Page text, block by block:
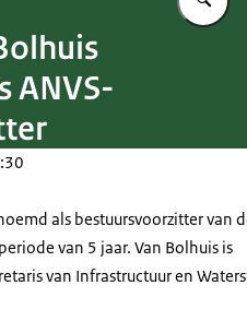
ANVS-
als bestuursvoorzitter van
van 5 jaar. Van Bolhuis is
van Infrastructuur en